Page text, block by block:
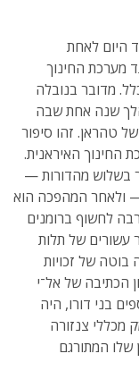
נחשב עד היום לאחת
מערכת החינוך
מדובר בנובלה
שנה אחת שבה
טהראן. זהו סיפור
החינוך האיראנית.
1979 הודפס הספר בשלוש מהדורות —
— ולאחר המהפכה הוא
לחשוף ברומנים
עשורים של תלות
בוטה של זכויות
הכתיבה של אל־י
בני דורו, היה
מכללי צנזורה
המתורגם